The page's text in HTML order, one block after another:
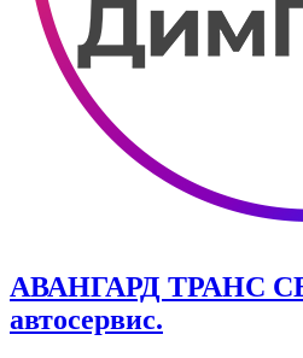
АВАНГАРД ТРАНС
автосервис.